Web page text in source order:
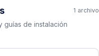
1 archivo
guías de instalación